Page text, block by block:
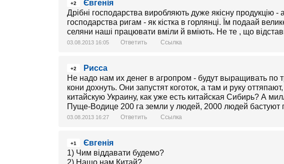
+2
Євгенія
Дрібні господарства виробляють дуже якісну продукцію -
господарства ригам - як кістка в горлянці. Їм подаай
селяни наші працювати вміли й вміють. Не те , що
03.08.2013 16:05 Ответить Ссылка
+2
Рисса
Не надо нам их денег в агропром - будут выращивать по
кони дохнуть. Они запустят коготок, а там и руку
китайскую Украину, как уже есть китайская Сибирь? А
Пуще-Водице 200 га земли у людей, 2000 людей бастуют
03.08.2013 16:27 Ответить Ссылка
+1
Євгенія
1) Чим віддавати будемо?
2) Нащо нам Китай?